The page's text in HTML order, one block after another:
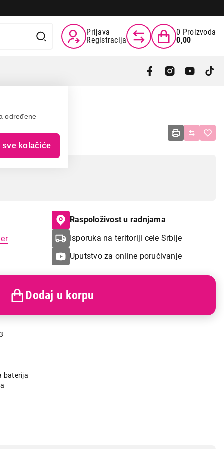
određene
sve kolačiće
Prijava
Registracija
0 Proizvoda
0,00
Raspoloživost u radnjama
Isporuka na teritoriji cele Srbije
Uputstvo za online poručivanje
baterija
Dodaj u korpu